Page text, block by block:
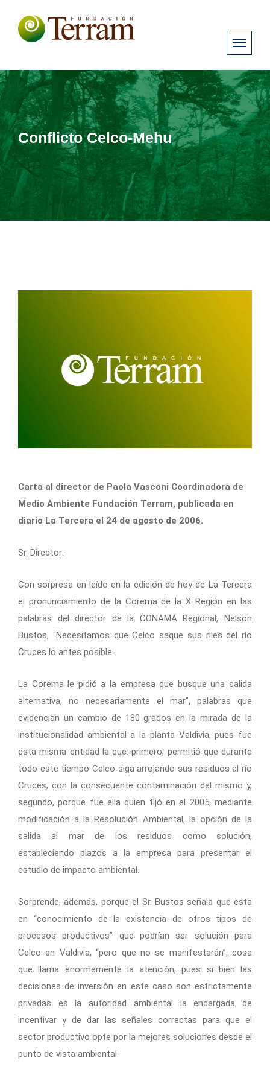
Conflicto Celco-Mehu
Carta al director de Paola Vasconi Coordinadora de
Medio Ambiente Fundación Terram, publicada en
diario La Tercera el 24 de agosto de 2006.
Sr. Director:
Con sorpresa en leído en la edición de hoy de La Tercera
el pronunciamiento de la Corema de la X Región en las
palabras del director de la CONAMA Regional, Nelson
Bustos, “Necesitamos que Celco saque sus riles del río
Cruces lo antes posible.
La Corema le pidió a la empresa que busque una salida
alternativa, no necesariamente el mar”, palabras que
evidencian un cambio de 180 grados en la mirada de la
institucionalidad ambiental a la planta Valdivia, pues fue
esta misma entidad la que: primero, permitió que durante
todo este tiempo Celco siga arrojando sus residuos al río
Cruces, con la consecuente contaminación del mismo y,
segundo, porque fue ella quien fijó en el 2005, mediante
modificación a la Resolución Ambiental, la opción de la
salida al mar de los residuos como solución,
estableciendo plazos a la empresa para presentar el
estudio de impacto ambiental.
Sorprende, además, porque el Sr. Bustos señala que esta
en “conocimiento de la existencia de otros tipos de
procesos productivos” que podrían ser solución para
Celco en Valdivia, “pero que no se manifestarán”, cosa
que llama enormemente la atención, pues si bien las
decisiones de inversión en este caso son estrictamente
privadas es la autoridad ambiental la encargada de
incentivar y de dar las señales correctas para que el
sector productivo opte por la mejores soluciones desde el
punto de vista ambiental.